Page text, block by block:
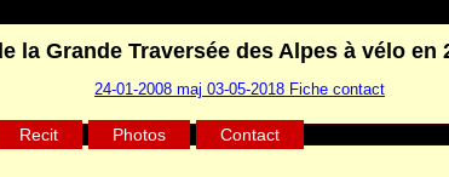
la Grande Traversée des Alpes à vélo
24-01-2008 maj 03-05-2018 Fiche contact
Recit Photos Contact